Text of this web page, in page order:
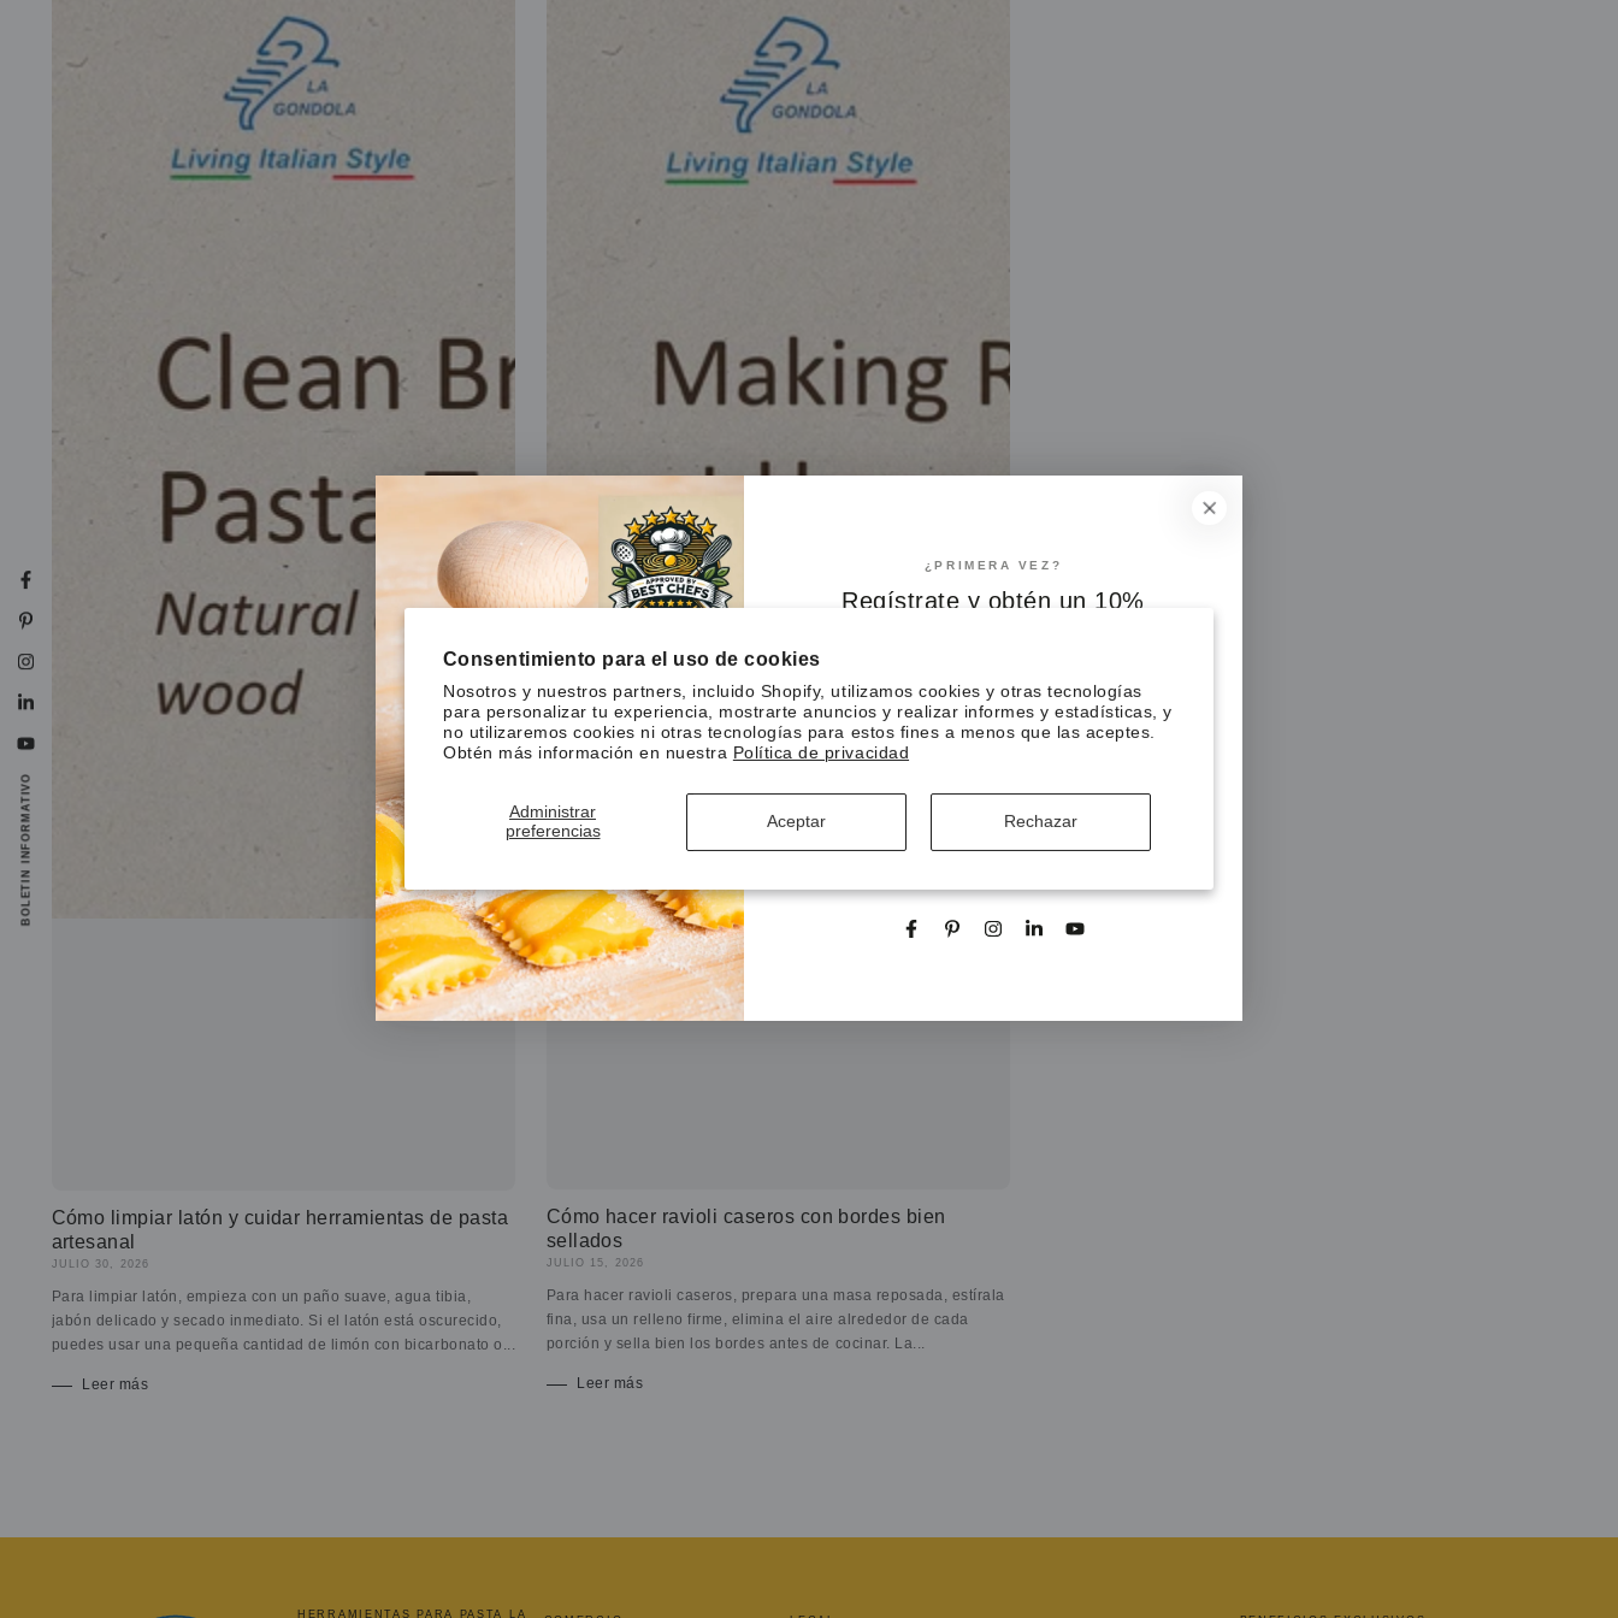
Consentimiento para el uso de cookies
Nosotros y nuestros partners, incluido Shopify, utilizamos cookies y otras tecnologías
para personalizar tu experiencia, mostrarte anuncios y realizar informes y estadísticas, y
no utilizaremos cookies ni otras tecnologías para estos fines a menos que las aceptes.
Obtén más información en nuestra Política de privacidad
Administrar
preferencias
Aceptar Rechazar
Cómo limpiar latón y cuidar herramientas de pasta
artesanal
JULIO 30, 2026
Para limpiar latón, empieza con un paño suave, agua tibia,
jabón delicado y secado inmediato. Si el latón está oscurecido,
puedes usar una pequeña cantidad de limón con bicarbonato o...
Leer más
Cómo hacer ravioli caseros con bordes bien
sellados
JULIO 15, 2026
Para hacer ravioli caseros, prepara una masa reposada, estírala
fina, usa un relleno firme, elimina el aire alrededor de cada
porción y sella bien los bordes antes de cocinar. La...
Leer más
HERRAMIENTAS PARA PASTA LA
¿PRIMERA VEZ?
Regístrate y obtén un 10%
Introducir
SUSCRIBIRSE
Suscríbase a nuestro boletín y sea el primero en
FacebookPinterestInstagramLinkedInYouTube
Facebook
Pinterest
Instagram
LinkedIn
YouTube
BOLETIN INFORMATIVO